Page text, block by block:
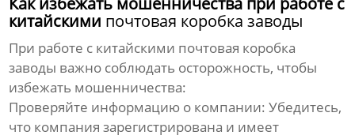
китайскими почтовая коробка заводы
При работе с китайскими почтовая коробка
заводы важно соблюдать осторожность, чтобы
избежать мошенничества:
Проверяйте информацию о компании: Убедитесь,
что компания зарегистрирована и имеет